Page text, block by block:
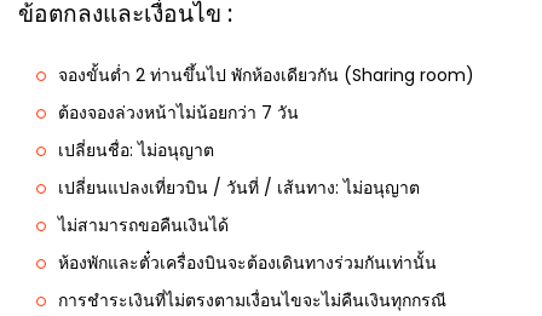
ข้อตกลงและเงื่อนไข :
จองขั้นต่ำ 2 ท่านขึ้นไป พักห้องเดียวกัน (Sharing room)
ต้องจองล่วงหน้าไม่น้อยกว่า 7 วัน
เปลี่ยนชื่อ: ไม่อนุญาต
เปลี่ยนแปลงเที่ยวบิน / วันที่ / เส้นทาง: ไม่อนุญาต
ไม่สามารถขอคืนเงินได้
ห้องพักและตั๋วเครื่องบินจะต้องเดินทางร่วมกันเท่านั้น
การชำระเงินที่ไม่ตรงตามเงื่อนไขจะไม่คืนเงินทุกกรณี